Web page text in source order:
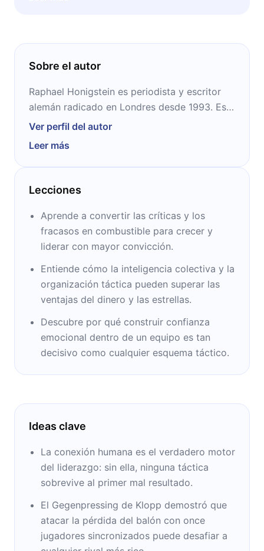
Sobre el autor
Raphael Honigstein es periodista y escritor
alemán radicado en Londres desde 1993. Es
corresponsal de fútbol inglés para el diario
The Athletic UK hasta 2024 y participa
regularmente en el programa Euro Leagues
de BBC Radio 5 Live y en el podcast The
Reboot (2015), que narra el resurgimiento del
fútbol alemán previo al Mundial de 2014, y de
Klopp: Bring the Noise (2017), biografía
Klopp.
Ver perfil del autor
Leer más
Lecciones
Aprende a convertir las críticas y los
fracasos en combustible para crecer y
liderar con mayor convicción.
Entiende cómo la inteligencia colectiva y la
organización táctica pueden superar las
ventajas del dinero y las estrellas.
Descubre por qué construir confianza
emocional dentro de un equipo es tan
decisivo como cualquier esquema táctico.
Ideas clave
La conexión humana es el verdadero motor
del liderazgo: sin ella, ninguna táctica
sobrevive al primer mal resultado.
El Gegenpressing de Klopp demostró que
atacar la pérdida del balón con once
jugadores sincronizados puede desafiar a